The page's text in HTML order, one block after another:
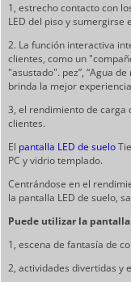
1, estrecho contacto con
LED del piso y sumergirse
2. La función interactiva
clientes, como un
"asustado". pez”, “Agua
brinda la mejor
3, el rendimiento de carga
clientes.
El pantalla LED de suelo
PC y vidrio templado.
Centrándose en el
la pantalla LED de suelo,
Puede utilizar la
1, escena de fantasía de
2, actividades divertidas y